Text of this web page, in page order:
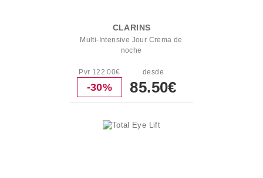
CLARINS
Multi-Intensive Jour Crema de
noche
Pvr 122.00€
-30%
desde
85.50€